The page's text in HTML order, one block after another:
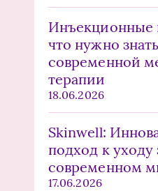
Инъекционные
что нужно
современной
терапии
18.06.2026
Skinwell:
подход к уходу
современном
17.06.2026